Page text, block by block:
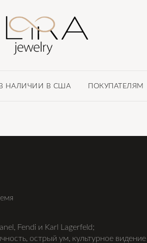
В НАЛИЧИИ В США ПОКУПАТЕЛЯМ
Fendi и Karl Lagerfeld;
острый ум, культурное